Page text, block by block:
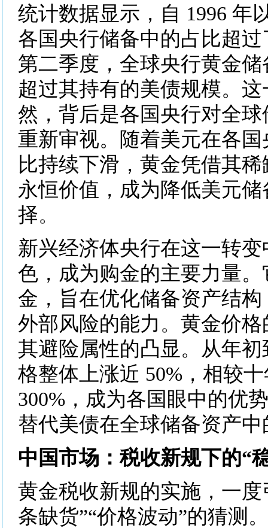
统计数据显示，自 1996 年
各国央行储备中的占比超过
第二季度，全球央行黄金
超过其持有的美债规模。
然，背后是各国央行对全
重新审视。随着美元在各
比持续下滑，黄金凭借其
永恒价值，成为降低美元
择。
新兴经济体央行在这一转
色，成为购金的主要力量
金，旨在优化储备资产结
外部风险的能力。黄金价
其避险属性的凸显。从年
格整体上涨近 50%，相较
300%，成为各国眼中的优
替代美债在全球储备资产
中国市场：税收新规下的“
黄金税收新规的实施，一
条缺货”“价格波动”的猜测